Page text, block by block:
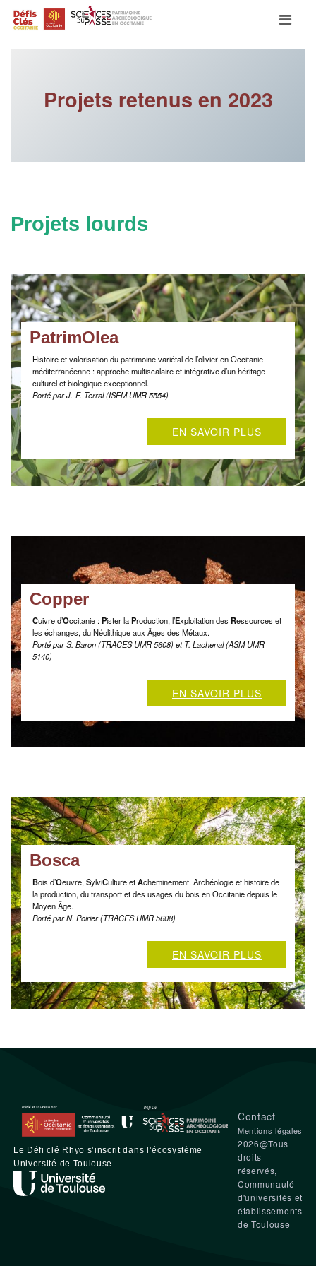
Projets retenus en 2023
Projets lourds
PatrimOlea
Histoire et valorisation du patrimoine variétal de l’olivier en Occitanie
méditerranéenne : approche multiscalaire et intégrative d’un héritage
culturel et biologique exceptionnel.
Porté par J.-F. Terral (ISEM UMR 5554)
EN SAVOIR PLUS
Copper
Cuivre d’Occitanie :Pister laProduction, l’Exploitation des Ressources et
les échanges, du Néolithique aux Âges des Métaux.
Porté par S. Baron (TRACES UMR 5608) et T. Lachenal (ASM UMR
5140)
EN SAVOIR PLUS
Bosca
Bois d’Oeuvre, SylviCulture etAcheminement. Archéologie et histoire de
la production, du transport et des usages du bois en Occitanie depuis le
Moyen Âge.
Porté par N. Poirier (TRACES UMR 5608)
EN SAVOIR PLUS
Le Défi clé Rhyo s’inscrit dans l’écosystème
Université de Toulouse
Contact
Mentions légales
2026@Tous
droits
réservés,
Communauté
d'universités et
établissements
de Toulouse
SEARCH